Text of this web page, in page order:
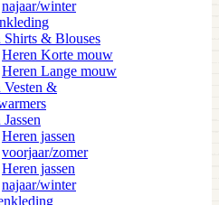
najaar/winter
Shirts & Blouses
Heren Korte mouw
Heren Lange mouw
Vesten &
Heren jassen
voorjaar/zomer
Heren jassen
najaar/winter